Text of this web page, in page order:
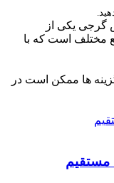
گرجی یکی از
مختلف است که با
ها ممکن است در
مستقیم